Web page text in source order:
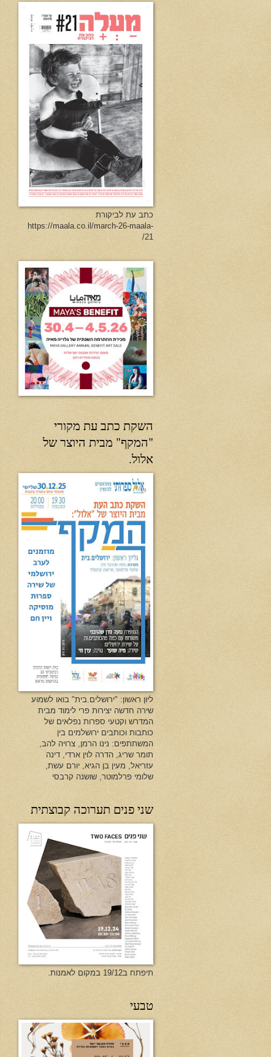
כתב עת לביקורת
https://maala.co.il/march-26-maala-
21/
השקת כתב עת מקורי
"המקף" מבית היוצר של
אלול.
ליון ראשון: "ירושלים.בית" בואו לשמוע
שירה חדשה יצירות פרי לימוד מבית
המדרש וקטעי ספרות נפלאים של
כותבות וכותבים ירושלמים בין
המשתתפים: נינו הרמן, צרויה להב,
תומר שריג, הדרה לוין ארדי, דינה
עזריאל, מעין בן הגיא, יורם עשת,
שלומי פרלמוטר, שושנה קרבסי
שני פנים תערוכה קבוצתית
תיפתח ב19/12 במקום לאמנות.
טבעי